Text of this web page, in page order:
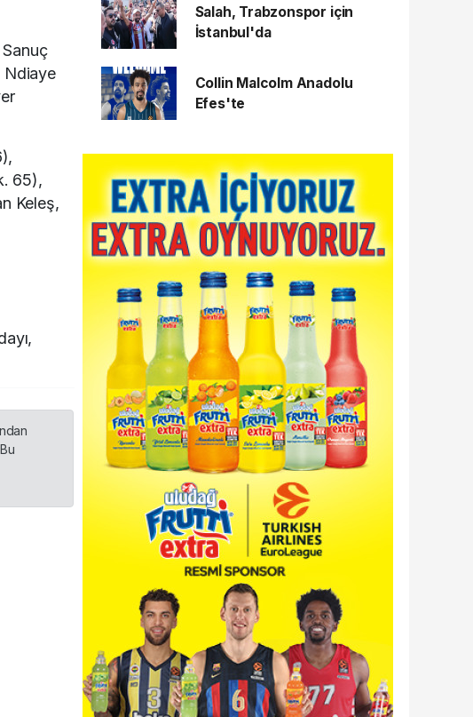
Ndiaye
65),
Keleş,
Salah, Trabzonspor için
İstanbul'da
Collin Malcolm Anadolu
Efes'te